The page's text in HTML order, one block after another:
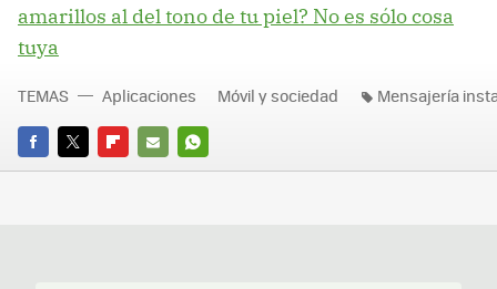
amarillos al del tono de tu piel? No es sólo cosa
tuya
FACEBOOK
TWITTERFLIPBOARD
E-
WHATSAPP
TEMAS Aplicaciones Móvil y sociedad Mensajería